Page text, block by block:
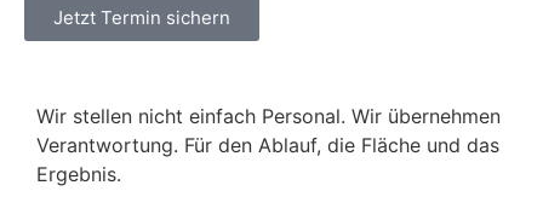
Jetzt Termin sichern
Wir stellen nicht einfach Personal. Wir übernehmen
Verantwortung. Für den Ablauf, die Fläche und das
Ergebnis.